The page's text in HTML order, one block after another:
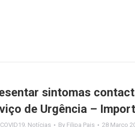
sintomas
de Urgência –
, Notícias By Filipa Pais 28 Março